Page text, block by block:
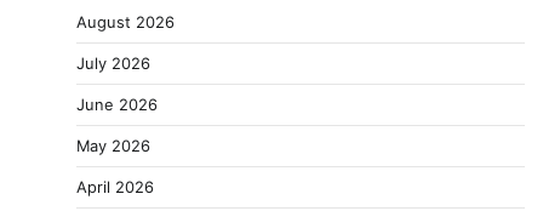
August 2026
July 2026
June 2026
May 2026
April 2026